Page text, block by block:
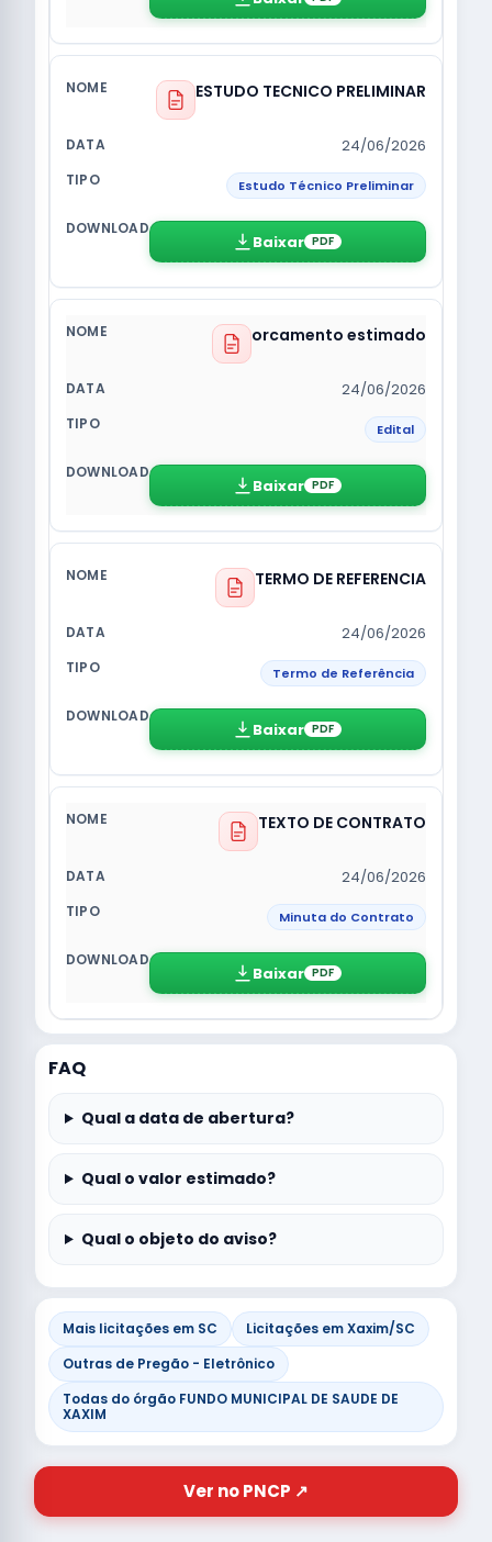
ESTUDO TECNICO PRELIMINAR
24/06/2026
Estudo Técnico Preliminar
Baixar PDF
orcamento estimado
24/06/2026
Edital
Baixar PDF
TERMO DE REFERENCIA
24/06/2026
Termo de Referência
Baixar PDF
TEXTO DE CONTRATO
24/06/2026
Minuta do Contrato
Baixar PDF
FAQ
Qual a data de abertura?
Qual o valor estimado?
Qual o objeto do aviso?
Mais licitações em SC
Licitações em Xaxim/SC
Outras de Pregão - Eletrônico
Todas do órgão FUNDO MUNICIPAL DE SAUDE DE
XAXIM
Ver no PNCP ↗